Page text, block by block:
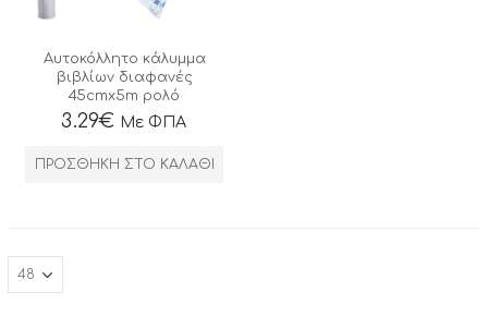
Αυτοκόλλητο κάλυμμα
βιβλίων διαφανές
45cmx5m ρολό
3.29€ Με ΦΠΑ
ΠΡΟΣΘΉΚΗ ΣΤΟ ΚΑΛΆΘΙ